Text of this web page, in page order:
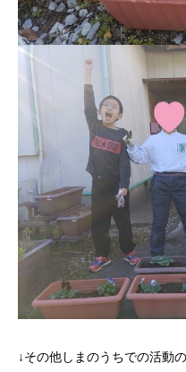
↓その他しまのうちでの活動